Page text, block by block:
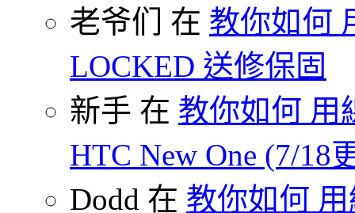
老爷们 在 教你如何
LOCKED 送修保固
新手 在 教你如何 用
HTC New One (7/18
Dodd 在 教你如何